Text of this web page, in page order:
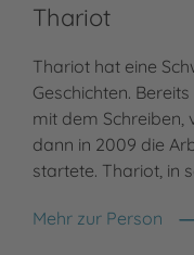
Thariot
Thariot hat eine
Geschichten.
mit dem Schreiben,
dann in 2009 die
startete. Thariot, in
Mehr zur Person
Thariot